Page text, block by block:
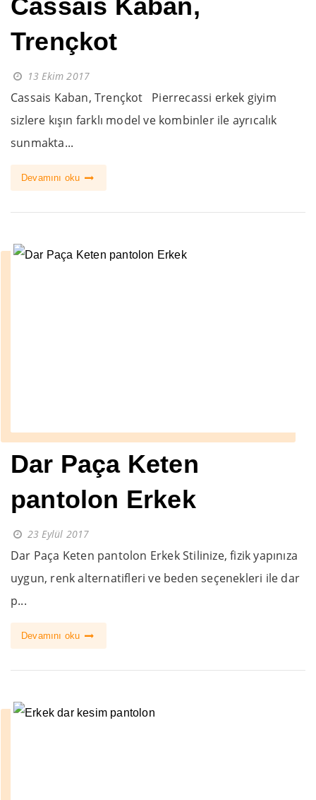
Trençkot
13 Ekim 2017
Cassais Kaban, Trençkot Pierrecassi erkek giyim
sizlere kışın farklı model ve kombinler ile ayrıcalık
sunmakta...
Devamını oku
Dar Paça Keten
pantolon Erkek
23 Eylül 2017
Dar Paça Keten pantolon Erkek Stilinize, fizik yapınıza
uygun, renk alternatifleri ve beden seçenekleri ile dar
p...
Devamını oku